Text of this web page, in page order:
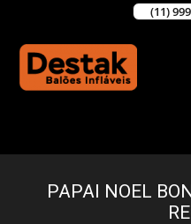
(11)
PAPAI NOEL